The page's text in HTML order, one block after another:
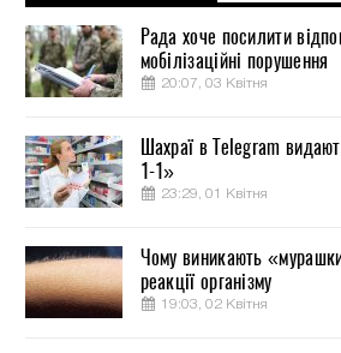
Рада хоче посилити
мобілізаційні порушення
20:07, 03 Квітня
Шахраї в Telegram
1-1»
23:29, 01 Квітня
Чому виникають
реакції організму
19:03, 02 Квітня